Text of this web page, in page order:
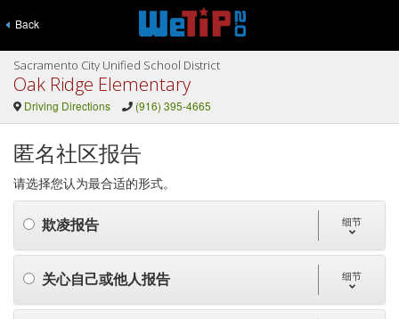
Back
Sacramento City Unified School District
Oak Ridge Elementary
Driving Directions (916) 395-4665
匿名社区报告
请选择您认为最合适的形式。
欺凌报告 细节
关心自己或他人报告 细节